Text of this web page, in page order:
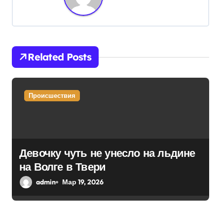
ц
и
я
а
п
и
Related Posts
Происшествия
Девочку чуть не унесло на льдине
на Волге в Твери
admin Мар 19, 2026